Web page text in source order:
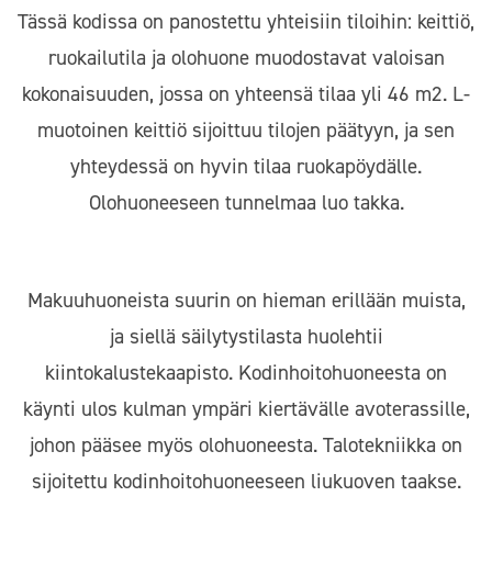
Tässä kodissa on panostettu yhteisiin tiloihin: keittiö,
ruokailutila ja olohuone muodostavat valoisan
kokonaisuuden, jossa on yhteensä tilaa yli 46 m2. L-
muotoinen keittiö sijoittuu tilojen päätyyn, ja sen
yhteydessä on hyvin tilaa ruokapöydälle.
Olohuoneeseen tunnelmaa luo takka.
Makuuhuoneista suurin on hieman erillään muista,
ja siellä säilytystilasta huolehtii
kiintokalustekaapisto. Kodinhoitohuoneesta on
käynti ulos kulman ympäri kiertävälle avoterassille,
johon pääsee myös olohuoneesta. Talotekniikka on
sijoitettu kodinhoitohuoneeseen liukuoven taakse.